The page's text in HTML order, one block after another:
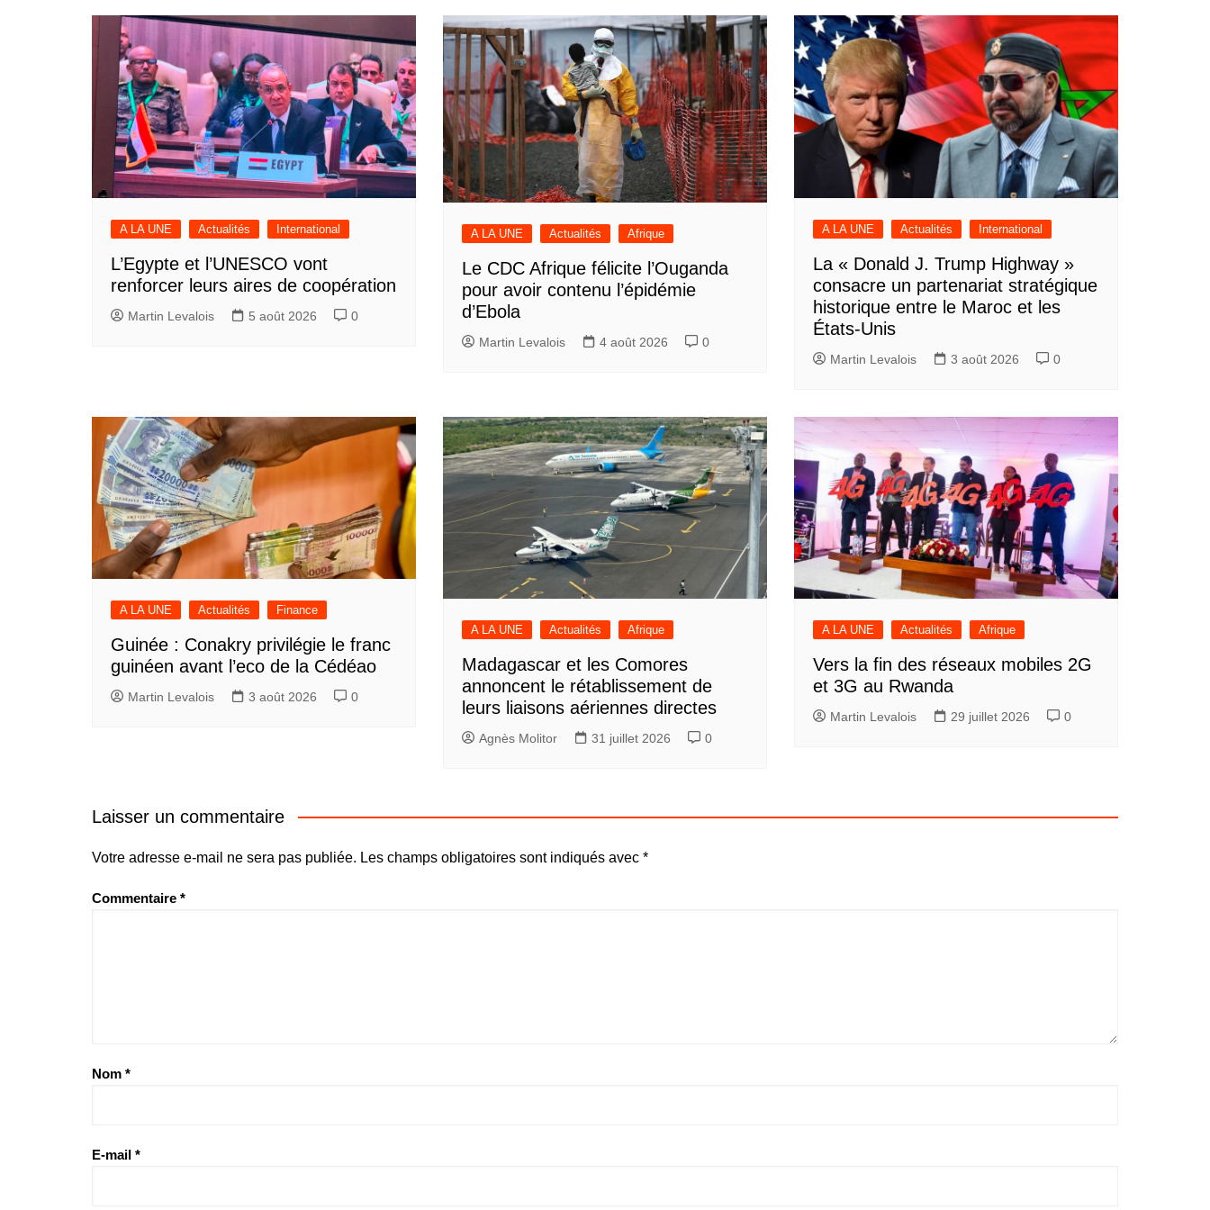
l’article
A LA UNE Actualités International
L’Egypte et l’UNESCO vont
renforcer leurs aires de coopération
Martin Levalois 5 août 2026 0
A LA UNE Actualités Afrique
Le CDC Afrique félicite l’Ouganda
pour avoir contenu l’épidémie
d’Ebola
Martin Levalois 4 août 2026 0
A LA UNE Actualités International
La « Donald J. Trump Highway »
consacre un partenariat stratégique
historique entre le Maroc et les
États-Unis
Martin Levalois 3 août 2026 0
A LA UNE Actualités Finance
Guinée : Conakry privilégie le franc
guinéen avant l’eco de la Cédéao
Martin Levalois 3 août 2026 0
A LA UNE Actualités Afrique
Madagascar et les Comores
annoncent le rétablissement de
leurs liaisons aériennes directes
Agnès Molitor 31 juillet 2026 0
A LA UNE Actualités Afrique
Vers la fin des réseaux mobiles 2G
et 3G au Rwanda
Martin Levalois 29 juillet 2026 0
Laisser un commentaire
Votre adresse e-mail ne sera pas publiée. Les champs obligatoires sont indiqués avec *
Commentaire *
Nom *
E-mail *